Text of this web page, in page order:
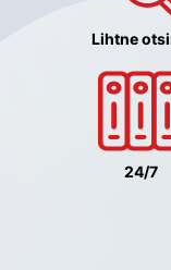
Lihtne
24/7